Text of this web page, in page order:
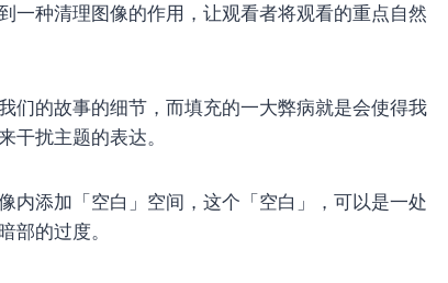
一种清理图像的作用，让观看者将观看的重点自然
们的故事的细节，而填充的一大弊病就是会使得我
干扰主题的表达。
内添加「空白」空间，这个「空白」，可以是一处
部的过度。